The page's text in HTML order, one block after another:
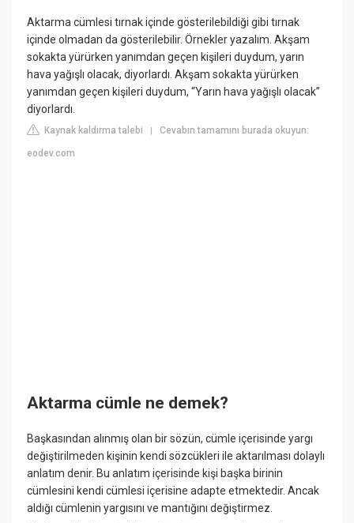
Aktarma cümlesi tırnak içinde gösterilebildiği gibi tırnak
içinde olmadan da gösterilebilir. Örnekler yazalım. Akşam
sokakta yürürken yanımdan geçen kişileri duydum, yarın
hava yağışlı olacak, diyorlardı. Akşam sokakta yürürken
yanımdan geçen kişileri duydum, “Yarın hava yağışlı olacak”
diyorlardı.
Kaynak kaldırma talebi |Cevabın tamamını burada okuyun:
eodev.com
Aktarma cümle ne demek?
Başkasından alınmış olan bir sözün, cümle içerisinde yargı
değiştirilmeden kişinin kendi sözcükleri ile aktarılması dolaylı
anlatım denir. Bu anlatım içerisinde kişi başka birinin
cümlesini kendi cümlesi içerisine adapte etmektedir. Ancak
aldığı cümlenin yargısını ve mantığını değiştirmez.